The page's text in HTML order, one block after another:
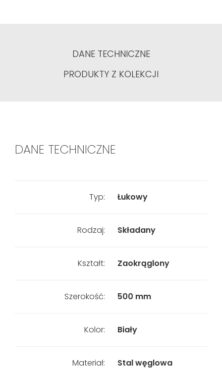
DANE TECHNICZNE
PRODUKTY Z KOLEKCJI
DANE TECHNICZNE
Typ: Łukowy
Rodzaj: Składany
Kształt: Zaokrąglony
Szerokość: 500 mm
Kolor: Biały
Materiał: Stal węglowa